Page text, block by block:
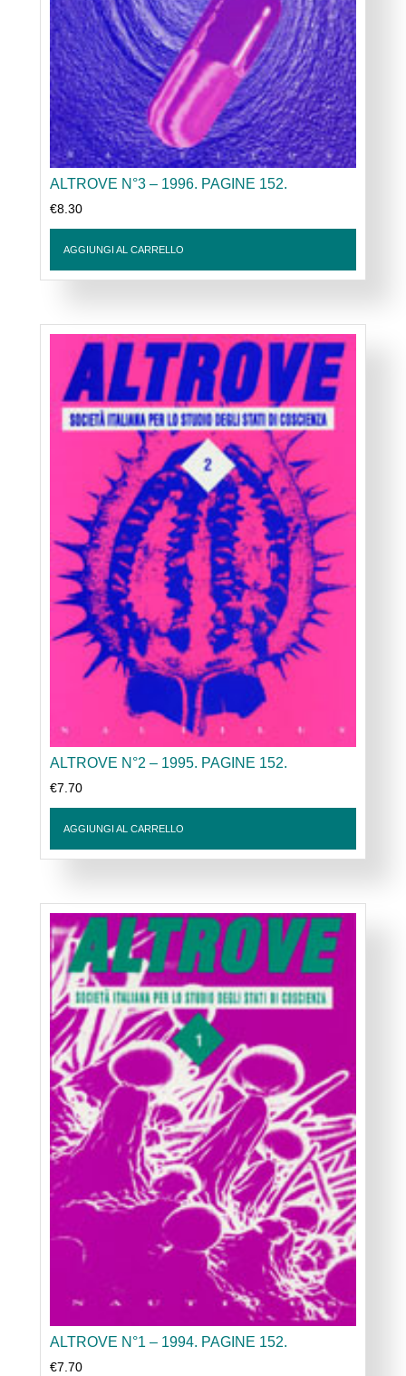
ALTROVE N°3 – 1996. PAGINE 152.
€8.30
AGGIUNGI AL CARRELLO
ALTROVE N°2 – 1995. PAGINE 152.
€7.70
AGGIUNGI AL CARRELLO
ALTROVE N°1 – 1994. PAGINE 152.
€7.70